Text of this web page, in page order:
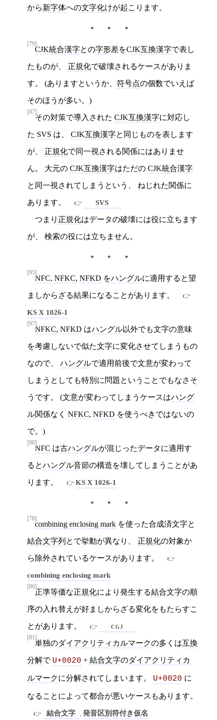
から新字体への文字化けが起こります。
[79]
CJK統合漢字との字形差をCJK互換漢字で表し
たものが、 正規化で破壊されるケースがありま
す。 (ありますというか、 符号点の個数でいえば
そのほうが多い。)
[87]
その対策で導入された CJK互換漢字に対応し
た SVS は、 CJK互換漢字と同じものを表します
が、 正規化で同一視される関係にはありませ
ん。 大元の CJK互換漢字はただの CJK統合漢字
と同一視されてしまうという、 ねじれた関係に
あります。 SVS
つまり 正規化はデータの破壊には役に立ちます
が、 検索の役には立ちません。
[95]
NFC, NFKC, NFKD をハングルに適用すると望
ましからざる結果になることがあります。
KS X 1026-1
[97]
NFKC, NFKD はハングル以外でも文字の意味
を考慮しないで似た文字に変化させてしまうもの
なので、 ハングルで適用前後で文意が変わって
しまうとしても特別に問題ということでもなさそ
うです。 (文意が変わってしまうケースはハング
ル関係なく NFKC, NFKD を使うべきではないの
で。)
[98]
NFC は古ハングルが混じったデータに適用す
るとハングル音節の構造を壊してしまうことがあ
ります。 KS X 1026-1
[78]
combining enclosing mark を使った合成済文字と
結合文字列 とで挙動が異なり、 正規化の対象か
ら除外されているケースがあります。
combining enclosing mark
[86]
正準等価な正規化により発生する結合文字の順
序の入れ替えが好ましからざる変化をもたらすこ
とがあります。 cgj
[81]
単独のダイアクリティカルマークの多くは互換
分解で U+0020 + 結合文字のダイアクリティカ
ルマークに分解されてしまいます。 U+0020 に
なることによって都合が悪いケースもあります。
結合文字 発音区別符付き仮名